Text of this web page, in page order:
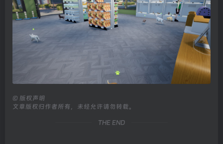
© 版权声明
文章版权归作者所有，未经允许请勿转载。
THE END